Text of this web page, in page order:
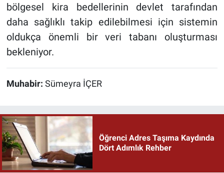
bölgesel kira bedellerinin devlet tarafından
daha sağlıklı takip edilebilmesi için sistemin
oldukça önemli bir veri tabanı oluşturması
bekleniyor.
Muhabir: Sümeyra İÇER
Öğrenci Adres Taşıma Kaydında
Dört Adımlık Rehber